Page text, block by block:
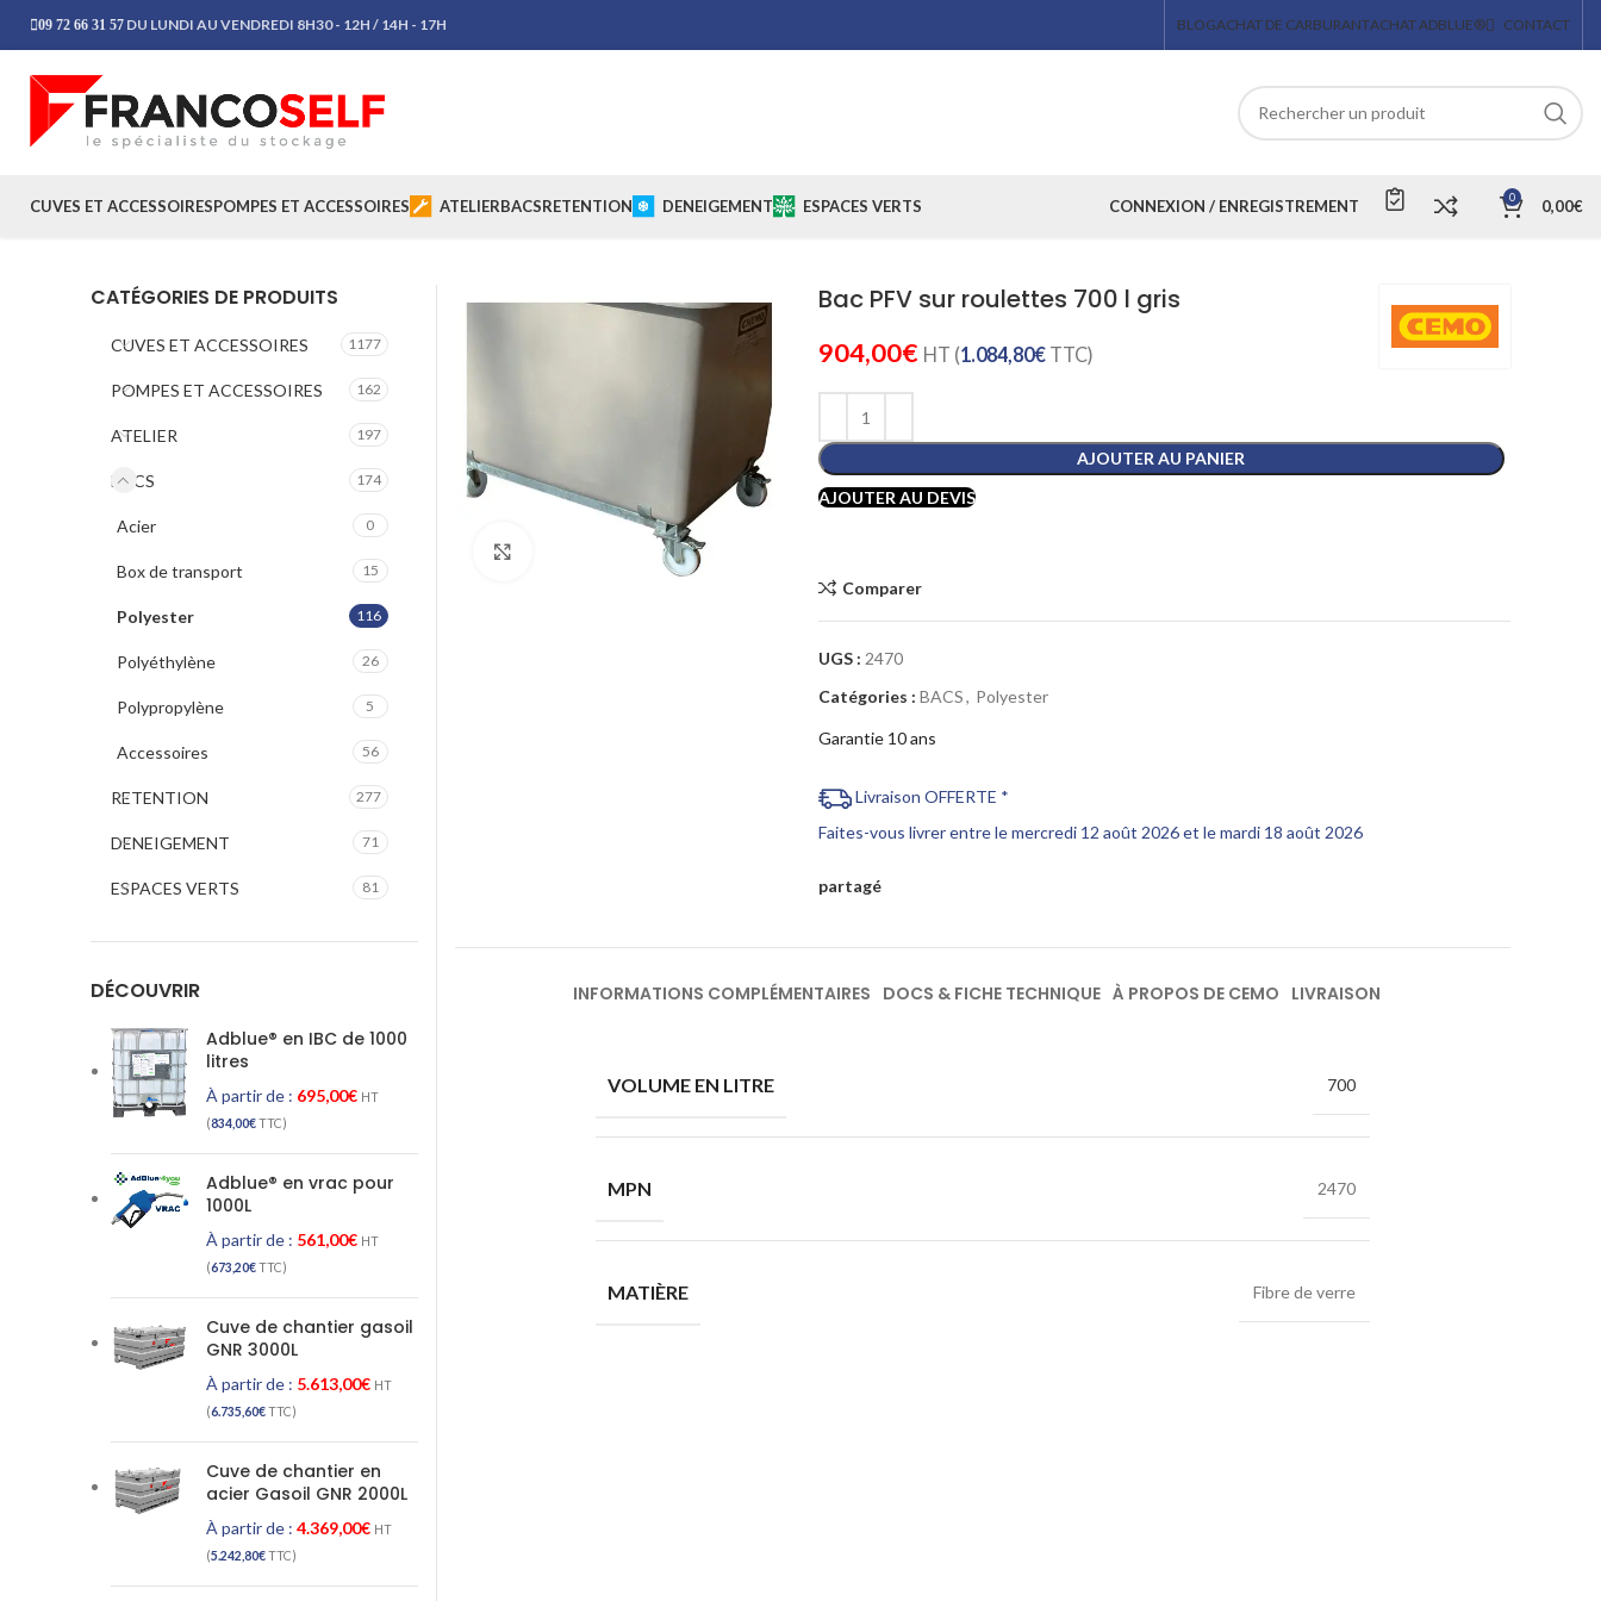
09 72 66 31 57 DU LUNDI AU VENDREDI 8H30 - 12H / 14H - 17H BLOGACHAT DE CARBURANTACHAT ADBLUE® CONTACT
CUVES ET ACCESSOIRESPOMPES ET ACCESSOIRES ATELIERBACSRETENTION DENEIGEMENT ESPACES VERTS CONNEXION / ENREGISTREMENT 0 0,00€
Cliquez pour agrandir
Bac PFV sur roulettes 700 l gris
904,00€ HT (1.084,80€TTC)
AJOUTER AU PANIER
AJOUTER AU DEVIS
Comparer
UGS : 2470
Catégories : BACS, Polyester
Garantie 10 ans
Livraison OFFERTE *
Faites-vous livrer entre le mercredi 12 août 2026 et le mardi 18 août 2026
partagé
INFORMATIONS COMPLÉMENTAIRES DOCS & FICHE TECHNIQUE À PROPOS DE CEMO LIVRAISON
VOLUME EN LITRE 700
MPN 2470
MATIÈRE Fibre de verre
CATÉGORIES DE PRODUITS
CUVES ET ACCESSOIRES 1177
POMPES ET ACCESSOIRES 162
ATELIER 197
BACS 174
Acier 0
Box de transport 15
Polyester 116
Polyéthylène 26
Polypropylène 5
Accessoires 56
RETENTION 277
DENEIGEMENT 71
ESPACES VERTS 81
DÉCOUVRIR
Adblue® en IBC de 1000
litres
À partir de : 695,00€ HT
(834,00€TTC)
Adblue® en vrac pour
1000L
À partir de : 561,00€ HT
(673,20€TTC)
Cuve de chantier gasoil
GNR 3000L
À partir de : 5.613,00€ HT
(6.735,60€TTC)
Cuve de chantier en
acier Gasoil GNR 2000L
À partir de : 4.369,00€ HT
(5.242,80€TTC)